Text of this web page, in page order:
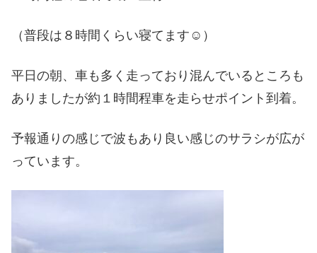
（普段は８時間くらい寝てます☺︎）
平日の朝、車も多く走っており混んでいるところも
ありましたが約１時間程車を走らせポイント到着。
予報通りの感じで波もあり良い感じのサラシが広が
っています。